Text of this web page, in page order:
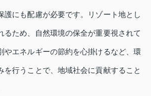
護にも配慮が必要です。リゾート地とし
るため、自然環境の保全が重要視されて
やエネルギーの節約を心掛けるなど、環
を行うことで、地域社会に貢献すること